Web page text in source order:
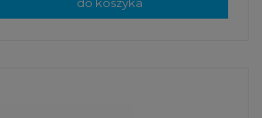
do koszyka